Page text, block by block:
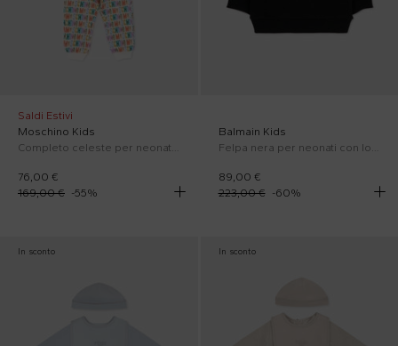
Saldi Estivi
Moschino Kids
Completo celeste per neonato con logo
76,00 €
169,00 € -55%
Balmain Kids
Felpa nera per neonati con logo dorato
89,00 €
223,00 €
-60%
In sconto In sconto